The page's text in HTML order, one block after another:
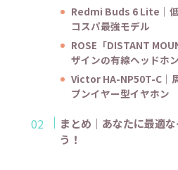
Redmi Buds 6 Lite｜
コスパ最強モデル
ROSE「DISTANT
ザインの有線ヘッドホン
Victor HA-NP50T-C｜
プンイヤー型イヤホン
まとめ｜あなたに最適
う！